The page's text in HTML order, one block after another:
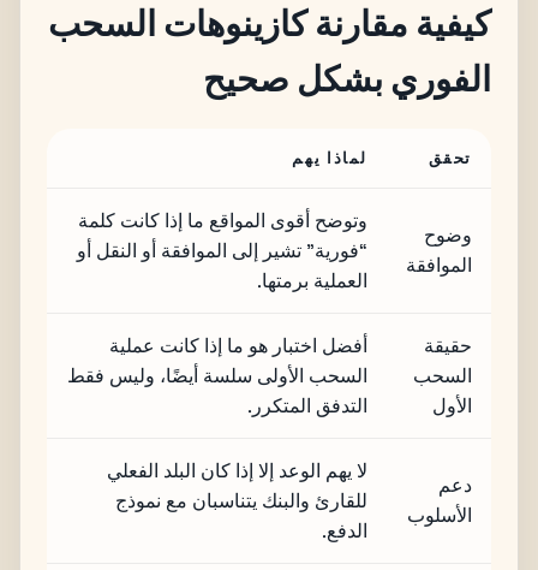
كيفية مقارنة كازينوهات السحب
الفوري بشكل صحيح
تحقق لماذا يهم
وضوح
الموافقة
وتوضح أقوى المواقع ما إذا كانت كلمة
“فورية” تشير إلى الموافقة أو النقل أو
العملية برمتها.
حقيقة
السحب
الأول
أفضل اختبار هو ما إذا كانت عملية
السحب الأولى سلسة أيضًا، وليس فقط
التدفق المتكرر.
دعم
الأسلوب
لا يهم الوعد إلا إذا كان البلد الفعلي
للقارئ والبنك يتناسبان مع نموذج
الدفع.